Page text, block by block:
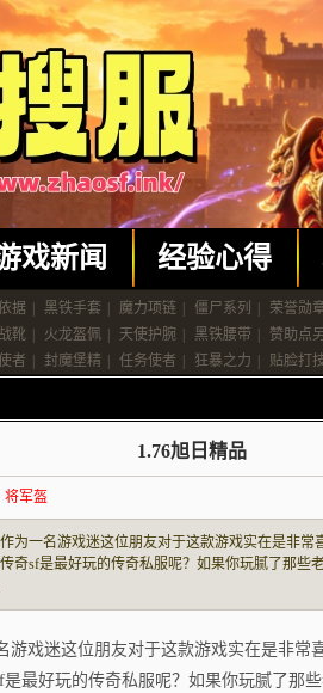
戏新闻 经验心得
据 黑铁手套 魔力项链 僵尸系列
荣誉勋
靴 火龙盔佩 天使护腕 黑铁腰带
赞助点
者 封魔堡精 任务使者 狂暴之力 贴脸打
1.76旭日精品
将军盔
为一名游戏迷这位朋友对于这款游戏实在是非
奇sf是最好玩的传奇私服呢？如果你玩腻了那些
修改。到那个时候大家在玩儿，没有在班上数
家必须具备的素质，而且还
游戏迷这位朋友对于这款游戏实在是非常
最好玩的传奇私服呢？如果你玩腻了那